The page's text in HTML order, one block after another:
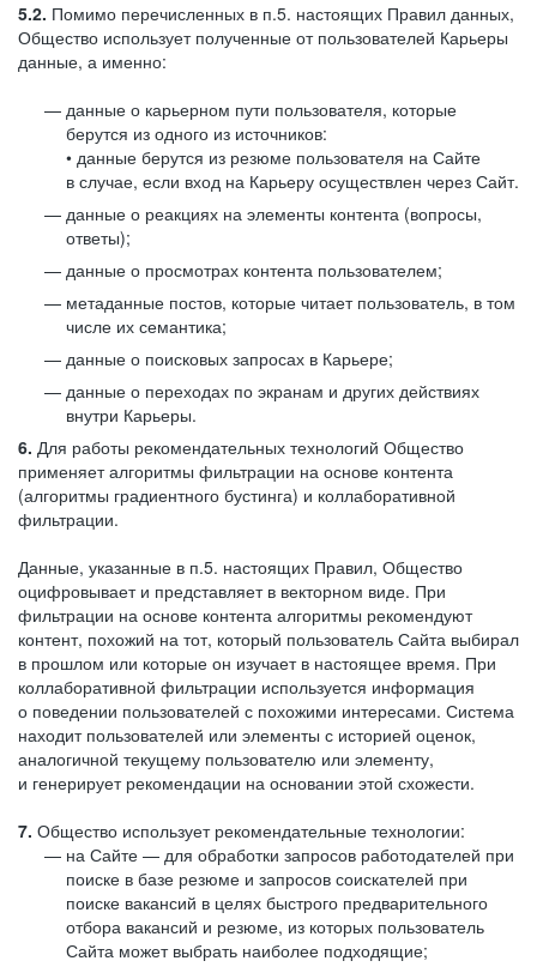
5.2. Помимо перечисленных в п.5. настоящих Правил данных,
Общество использует полученные от пользователей Карьеры
данные, а именно:
данные о карьерном пути пользователя, которые
берутся из одного из источников:
• данные берутся из резюме пользователя на Сайте
в случае, если вход на Карьеру осуществлен через Сайт.
данные о реакциях на элементы контента (вопросы,
ответы);
данные о просмотрах контента пользователем;
метаданные постов, которые читает пользователь, в том
числе их семантика;
данные о поисковых запросах в Карьере;
данные о переходах по экранам и других действиях
внутри Карьеры.
6. Для работы рекомендательных технологий Общество
применяет алгоритмы фильтрации на основе контента
(алгоритмы градиентного бустинга) и коллаборативной
фильтрации.
Данные, указанные в п.5. настоящих Правил, Общество
оцифровывает и представляет в векторном виде. При
фильтрации на основе контента алгоритмы рекомендуют
контент, похожий на тот, который пользователь Сайта выбирал
в прошлом или которые он изучает в настоящее время. При
коллаборативной фильтрации используется информация
о поведении пользователей с похожими интересами. Система
находит пользователей или элементы с историей оценок,
аналогичной текущему пользователю или элементу,
и генерирует рекомендации на основании этой схожести.
7. Общество использует рекомендательные технологии:
на Сайте — для обработки запросов работодателей при
поиске в базе резюме и запросов соискателей при
поиске вакансий в целях быстрого предварительного
отбора вакансий и резюме, из которых пользователь
Сайта может выбрать наиболее подходящие;